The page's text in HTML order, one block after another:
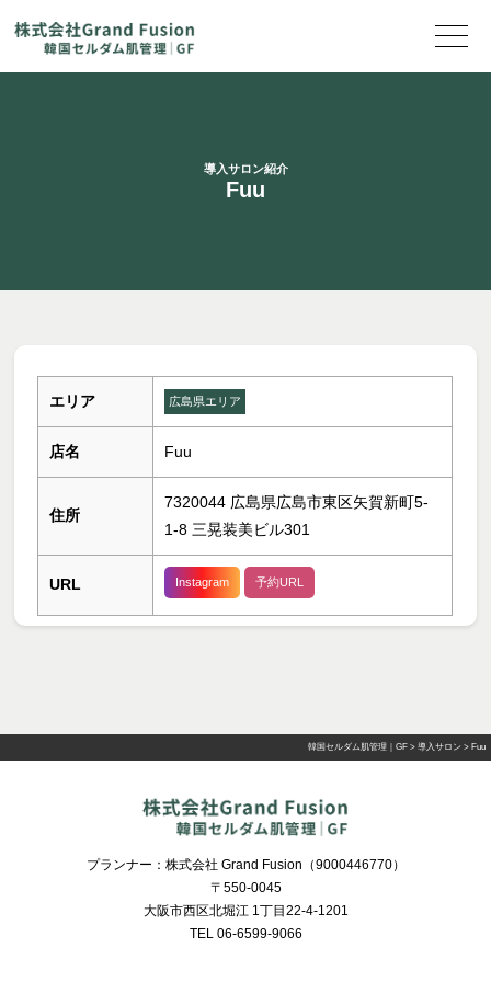
導入サロン紹介
Fuu
エリア 広島県エリア
店名 Fuu
住所
7320044 広島県広島市東区矢賀新町5-
1-8 三晃装美ビル301
URL Instagram 予約URL
韓国セルダム肌管理｜GF > 導入サロン > Fuu
プランナー：株式会社 Grand Fusion（9000446770）
〒550-0045
大阪市西区北堀江 1丁目22-4-1201
TEL 06-6599-9066